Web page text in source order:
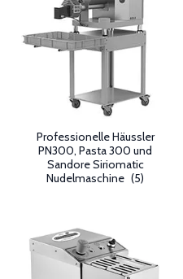
Professionelle Häussler
PN300, Pasta 300 und
Sandore Siriomatic
Nudelmaschine (5)